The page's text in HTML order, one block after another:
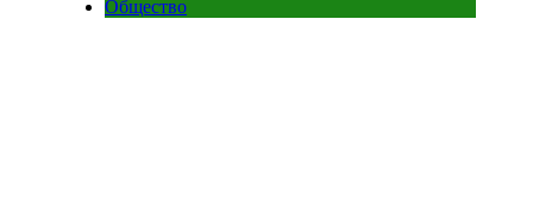
Общество